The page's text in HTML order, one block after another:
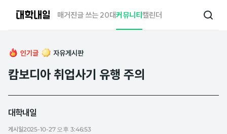
매거진글 쓰는 20대커뮤니티캘린더
검
인기글 자유게시판
캄보디아 취업사기 유행 주의
대학내일
게시일2025-10-27 오후 3:46:53